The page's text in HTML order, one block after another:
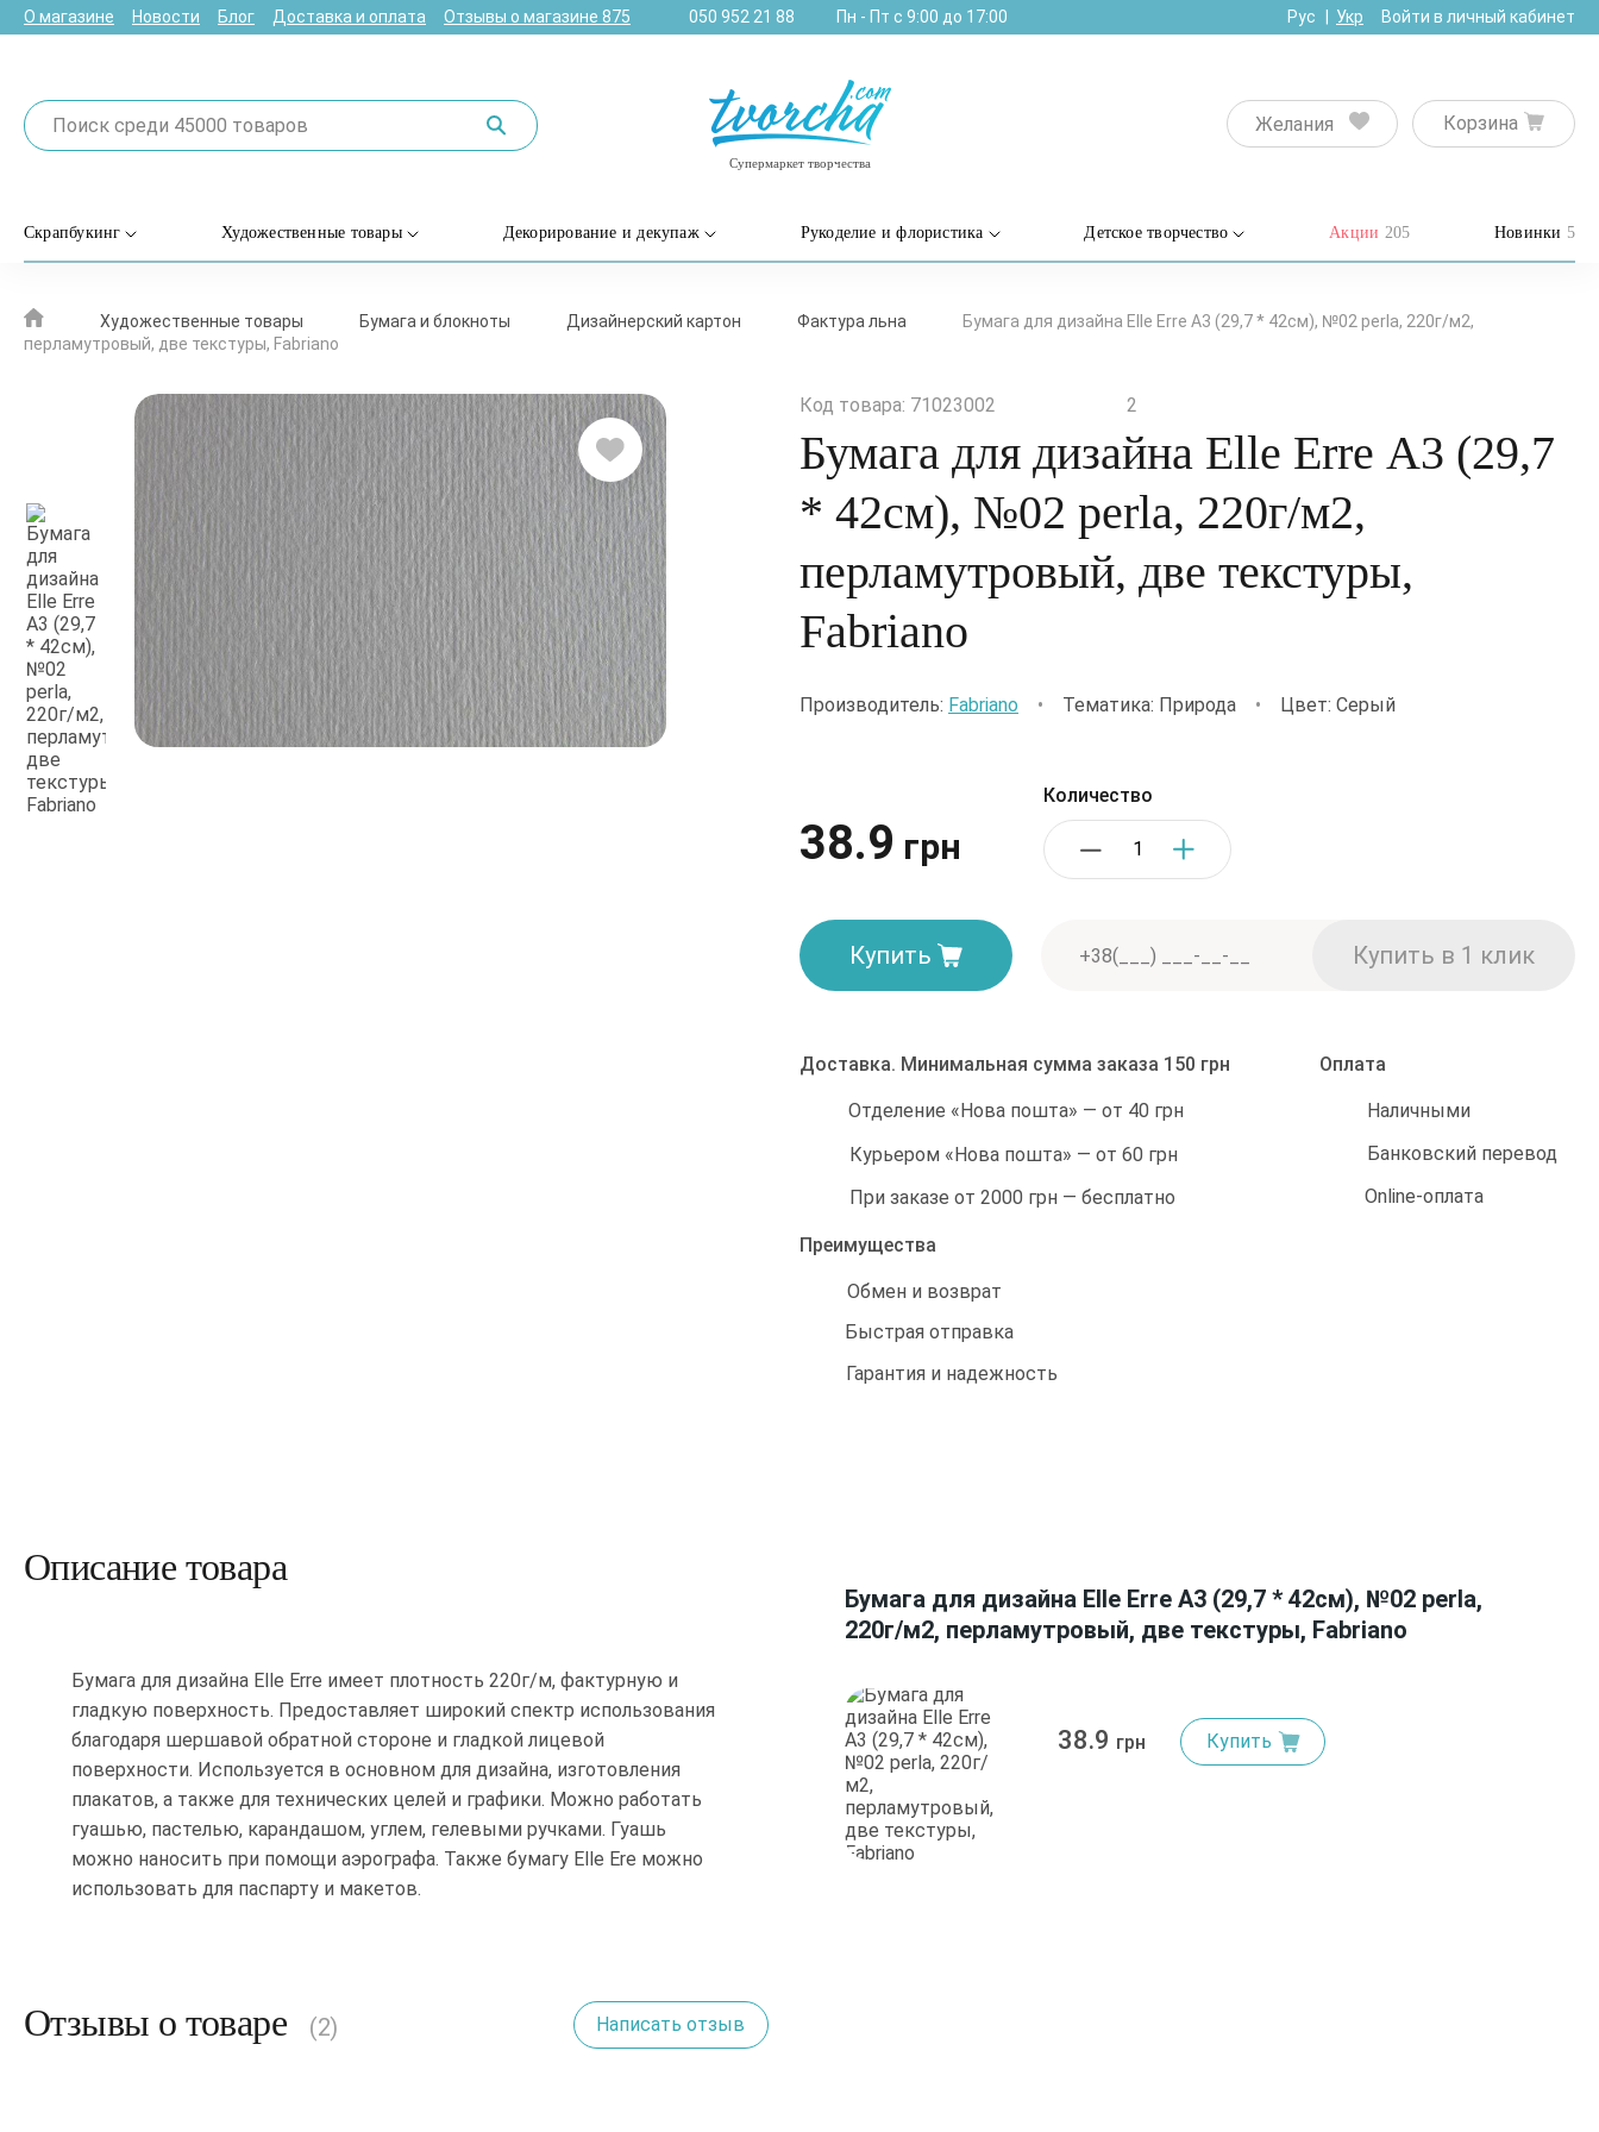
О магазине Новости Блог Доставка и оплата Отзывы о магазине 875 050 952 21 88 Пн - Пт с 9:00 до 17:00 Рус Укр Войти в личный кабинет
Супермаркет творчества
Желания Корзина
Скрапбукинг Художественные товары Декорирование и декупаж Рукоделие и флористика Детское творчество Акции 205 Новинки 5
Художественные товары Бумага и блокноты Дизайнерский картон Фактура льна
Бумага для дизайна Elle Erre А3 (29,7 * 42см), №02 perla, 220г/м2,
перламутровый, две текстуры, Fabriano
Код товара: 71023002 2
Бумага для дизайна Elle Erre А3 (29,7
* 42см), №02 perla, 220г/м2,
перламутровый, две текстуры,
Fabriano
Производитель: Fabriano • Тематика: Природа • Цвет: Серый
38.9 грн
Количество
Купить
Доставка. Минимальная сумма заказа 150 грн
Отделение «Нова пошта» — от 40 грн
Курьером «Нова пошта» — от 60 грн
При заказе от 2000 грн — бесплатно
Оплата
Наличными
Банковский перевод
Online-оплата
Преимущества
Обмен и возврат
Быстрая отправка
Гарантия и надежность
Описание товара
Бумага для дизайна Elle Erre имеет плотность 220г/м, фактурную и
гладкую поверхность. Предоставляет широкий спектр использования
благодаря шершавой обратной стороне и гладкой лицевой
поверхности. Используется в основном для дизайна, изготовления
плакатов, а также для технических целей и графики. Можно работать
гуашью, пастелью, карандашом, углем, гелевыми ручками. Гуашь
можно наносить при помощи аэрографа. Также бумагу Elle Ere можно
использовать для паспарту и макетов.
Отзывы о товаре (2) Написать отзыв
Бумага для дизайна Elle Erre А3 (29,7 * 42см), №02 perla,
220г/м2, перламутровый, две текстуры, Fabriano
38.9 грн Купить